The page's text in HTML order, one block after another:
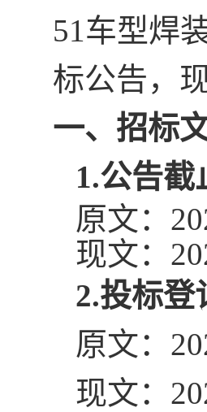
51车型焊
标公告，
一、招标
1.公告截
原文：
现文：
2.投标登
原文：
现文：